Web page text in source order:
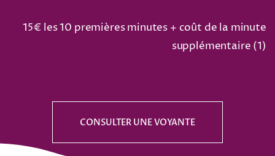
15€ les 10 premières minutes + coût de la minute
supplémentaire (1)
CONSULTER UNE VOYANTE